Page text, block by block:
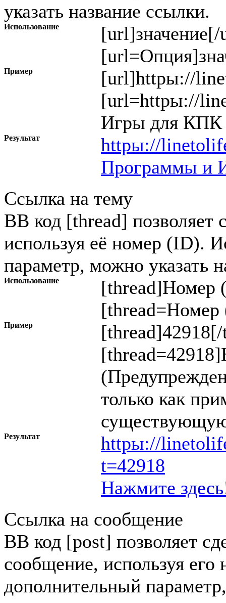
указать название ссылки.
Использование [url]значение[/
[url=Опция]
Пример
[url]httpы://
[url=httpы://
Игры для КПК
Результат
httpы://
Программы и
Ссылка на тему
BB код [thread] позволяет
используя её номер (ID).
параметр, можно указать
Использование [thread]Номер
[thread=Номер
Пример
только как
Результат
httpы://
t=42918
Нажмите
Ссылка на сообщение
BB код [post] позволяет
сообщение, используя
дополнительный